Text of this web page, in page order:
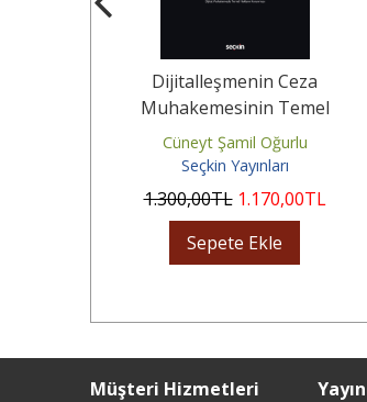
Dijitalleşmenin Ceza
Muhakemesinin Temel
İlkelerine Etkisi ve Savunma
Hakkı
Cüneyt Şamil Oğurlu
Seçkin Yayınları
1.300,00TL 1.170,00TL
Sepete Ekle
Müşteri Hizmetleri